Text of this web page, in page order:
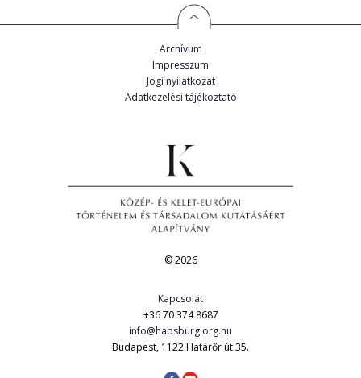
Archívum
Impresszum
Jogi nyilatkozat
Adatkezelési tájékoztató
© 2026
Kapcsolat
+36 70 374 8687
info@habsburg.org.hu
Budapest, 1122 Határőr út 35.